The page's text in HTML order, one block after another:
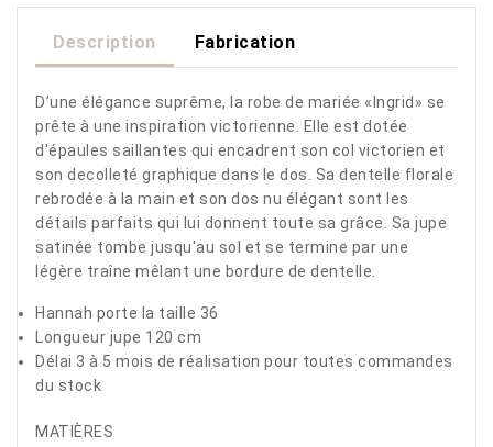
Description Fabrication
D’une élégance suprême, la robe de mariée «Ingrid» se
prête à une inspiration victorienne. Elle est dotée
d'épaules saillantes qui encadrent son col victorien et
son decolleté graphique dans le dos. Sa dentelle florale
rebrodée à la main et son dos nu élégant sont les
détails parfaits qui lui donnent toute sa grâce. Sa jupe
satinée tombe jusqu'au sol et se termine par une
légère traîne mêlant une bordure de dentelle.
Hannah porte la taille 36
Longueur jupe 120 cm
Délai 3 à 5 mois de réalisation pour toutes commandes
du stock
MATIÈRES